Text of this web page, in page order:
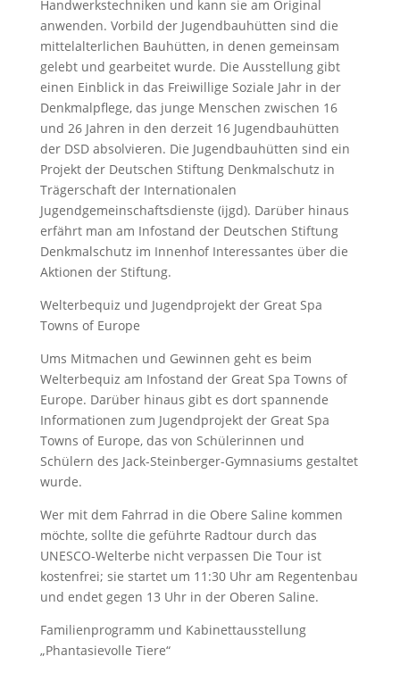
Handwerkstechniken und kann sie am Original
anwenden. Vorbild der Jugendbauhütten sind die
mittelalterlichen Bauhütten, in denen gemeinsam
gelebt und gearbeitet wurde. Die Ausstellung gibt
einen Einblick in das Freiwillige Soziale Jahr in der
Denkmalpflege, das junge Menschen zwischen 16
und 26 Jahren in den derzeit 16 Jugendbauhütten
der DSD absolvieren. Die Jugendbauhütten sind ein
Projekt der Deutschen Stiftung Denkmalschutz in
Trägerschaft der Internationalen
Jugendgemeinschaftsdienste (ijgd). Darüber hinaus
erfährt man am Infostand der Deutschen Stiftung
Denkmalschutz im Innenhof Interessantes über die
Aktionen der Stiftung.
Welterbequiz und Jugendprojekt der Great Spa
Towns of Europe
Ums Mitmachen und Gewinnen geht es beim
Welterbequiz am Infostand der Great Spa Towns of
Europe. Darüber hinaus gibt es dort spannende
Informationen zum Jugendprojekt der Great Spa
Towns of Europe, das von Schülerinnen und
Schülern des Jack-Steinberger-Gymnasiums gestaltet
wurde.
Wer mit dem Fahrrad in die Obere Saline kommen
möchte, sollte die geführte Radtour durch das
UNESCO-Welterbe nicht verpassen Die Tour ist
kostenfrei; sie startet um 11:30 Uhr am Regentenbau
und endet gegen 13 Uhr in der Oberen Saline.
Familienprogramm und Kabinettausstellung
„Phantasievolle Tiere“